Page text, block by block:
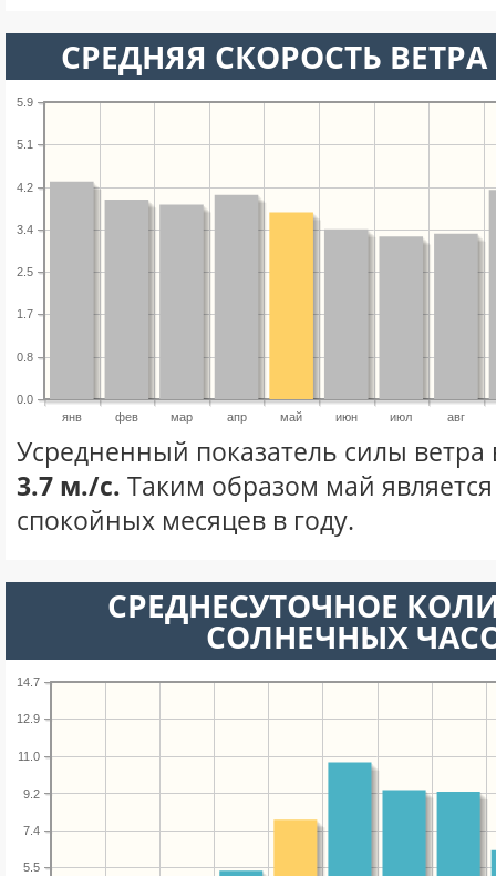
СРЕДНЯЯ СКОРОСТЬ
янв фев мар апр май июн июл авг
0.0
0.8
1.7
2.5
3.4
4.2
5.1
5.9
Усредненный показатель силы ветра
3.7 м./с. Таким образом май
спокойных месяцев в году.
СРЕДНЕСУТОЧНОЕ
СОЛНЕЧНЫХ
5.5
7.4
9.2
11.0
12.9
14.7